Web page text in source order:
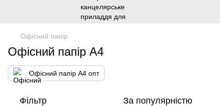
Офісний папір
Офісний папір А4
Офісний папір А4 опт
Фільтр За популярністю